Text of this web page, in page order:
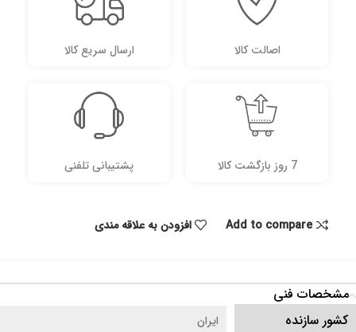
اصالت کالا ارسال سریع کالا
7 روز بازگشت کالا پشتیبانی تلفنی
Add to compare افزودن به علاقه مندی
مشخصات فنی
کشور سازنده
ایران